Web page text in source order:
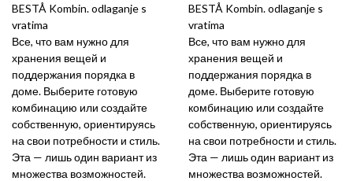
BESTÅ Kombin. odlaganje s
vratima
Все, что вам нужно для
хранения вещей и
поддержания порядка в
доме. Выберите готовую
комбинацию или создайте
собственную, ориентируясь
на свои потребности и стиль.
Эта — лишь один вариант из
множества возможностей.
BESTÅ Kombin. odlaganje s
vratima
Все, что вам нужно для
хранения вещей и
поддержания порядка в
доме. Выберите готовую
комбинацию или создайте
собственную, ориентируясь
на свои потребности и стиль.
Эта — лишь один вариант из
множества возможностей.